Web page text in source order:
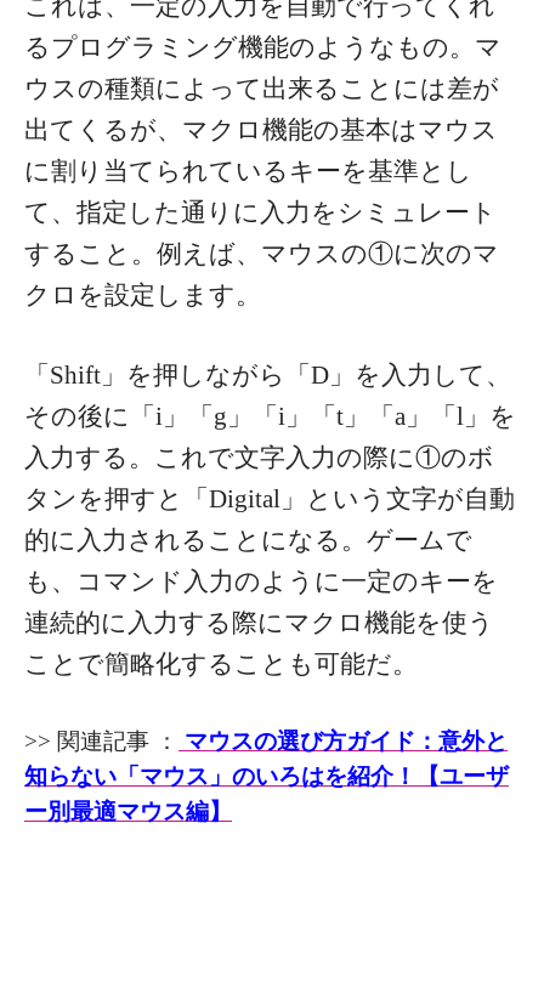
るプログラミング機能のようなもの。マ
ウスの種類によって出来ることには差が
出てくるが、マクロ機能の基本はマウス
に割り当てられているキーを基準とし
て、指定した通りに入力をシミュレート
すること。例えば、マウスの①に次のマ
クロを設定します。
「Shift」を押しながら「D」を入力して、
その後に「i」「g」「i」「t」「a」「l」を
入力する。これで文字入力の際に①のボ
タンを押すと「Digital」という文字が自動
的に入力されることになる。ゲームで
も、コマンド入力のように一定のキーを
連続的に入力する際にマクロ機能を使う
ことで簡略化することも可能だ。
>> 関連記事 ：
マウスの選び方ガイド：意外と
知らない「マウス」のいろはを紹介！【ユーザ
ー別最適マウス編】